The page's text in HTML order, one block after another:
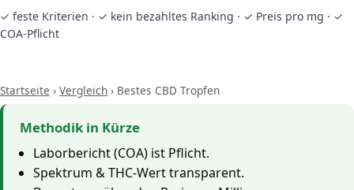
✓ feste Kriterien · ✓ kein bezahltes Ranking · ✓ Preis pro mg · ✓
COA-Pflicht
Startseite › Vergleich › Bestes CBD Tropfen
Methodik in Kürze
Laborbericht (COA) ist Pflicht.
Spektrum & THC-Wert transparent.